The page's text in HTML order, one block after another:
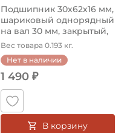
Подшипник 30х62х16 мм,
шариковый однорядный
на вал 30 мм, закрытый,
уве...
Вес товара 0.193 кг.
Нет в наличии
1 490 ₽
В корзину